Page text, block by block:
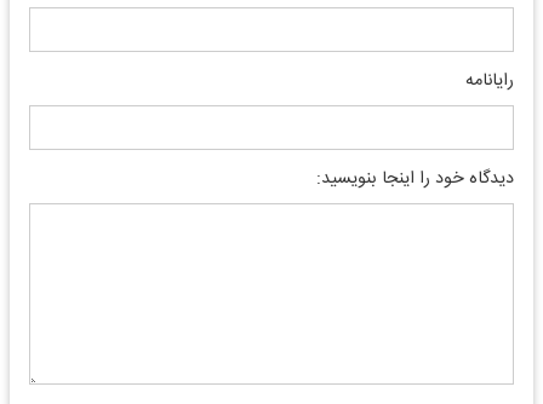
رایانامه
دیدگاه خود را اینجا بنویسید: